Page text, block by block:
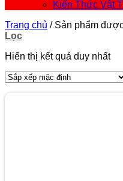
Kiến Thức Vật
Trang chủ /Sản phẩm được
Lọc
Hiển thị kết quả duy nhất